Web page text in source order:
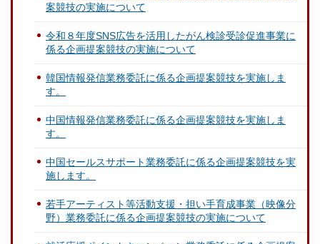
案競技の実施について
令和８年度SNS広告を活用したがん検診受診促進事業に
係る企画提案競技の実施について
韓国情報発信業務委託に係る企画提案競技を実施しま
す。
中国情報発信業務委託に係る企画提案競技を実施しま
す。
中国セールスサポート業務委託に係る企画提案競技を実
施します。
若手アーティスト等活動支援・担い手育成事業（映像分
野）業務委託に係る企画提案競技の実施について